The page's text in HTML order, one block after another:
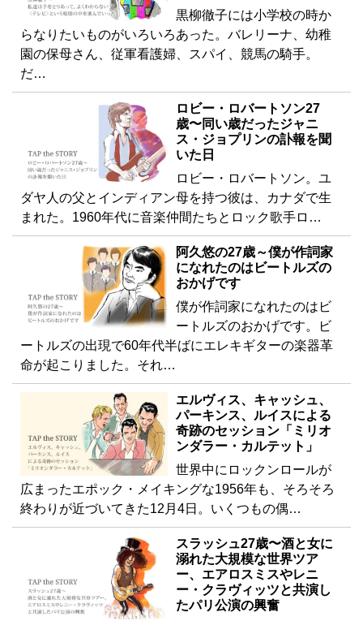
黒柳徹子には小学校の時か
らなりたいものがいろいろあった。バレリーナ、幼稚
園の保母さん、従軍看護婦、スパイ、競馬の騎手。
だ…
ロビー・ロバートソン27
歳〜同い歳だったジャニ
ス・ジョプリンの訃報を聞
いた日
ロビー・ロバートソン。ユ
ダヤ人の父とインディアン母を持つ彼は、カナダで生
まれた。1960年代に音楽仲間たちとロック歌手ロ…
阿久悠の27歳～僕が作詞家
になれたのはビートルズの
おかげです
僕が作詞家になれたのはビ
ートルズのおかげです。ビ
ートルズの出現で60年代半ばにエレキギターの楽器革
命が起こりました。それ…
エルヴィス、キャッシュ、
パーキンス、ルイスによる
奇跡のセッション「ミリオ
ンダラー・カルテット」
世界中にロックンロールが
広まったエポック・メイキングな1956年も、そろそろ
終わりが近づいてきた12月4日。いくつもの偶…
スラッシュ27歳〜酒と女に
溺れた大規模な世界ツア
ー、エアロスミスやレニ
ー・クラヴィッツと共演し
たパリ公演の興奮